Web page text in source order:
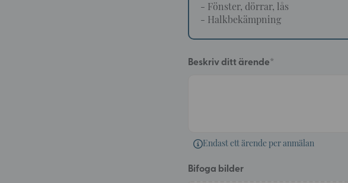
- Fönster, dörrar, lås
- Halkbekämpning
Beskriv ditt ärende*
Endast ett ärende per anmälan
Bifoga bilder